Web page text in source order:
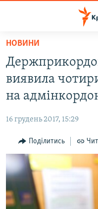
Перейти
основного
матеріалу
до
основної
навігації
Перейти
до
пошуку
ВОДА.КРИМ
ВІДЕО ТА ФОТО
БЛОГИ
ПОГЛЯД
ІНТЕРВ'Ю
ВСЕ ЗА ДЕНЬ
СПЕЦПРОЕКТИ
НОВИНИ
виявила
на
16 грудень 2017, 15:29
Поділитись